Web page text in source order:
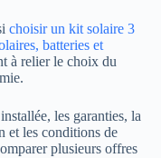
choisir un kit solaire 3
batteries et
à relier le choix du
les garanties, la
et les conditions de
plusieurs offres